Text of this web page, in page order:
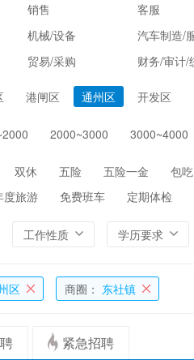
销售
客服
机械/设备
汽车制造/
贸易/采购
财务/审计/
酒店/旅游
金融/证券/投资
保险
化工 环保
港闸区 通州区 开发区
2000~3000 3000~4000
双休 五险 五险一金
包吃
度旅游 免费班车 定期体检
工作性质 学历要求
区 商圈： 东社镇
紧急招聘